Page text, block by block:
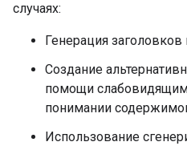
случаях:
Генерация
Создание
помощи
понимании
Использование